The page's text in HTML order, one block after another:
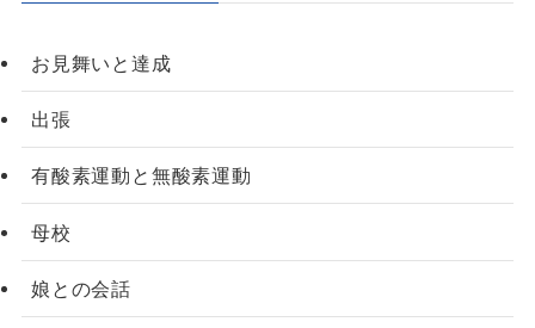
お見舞いと達成
出張
有酸素運動と無酸素運動
母校
娘との会話